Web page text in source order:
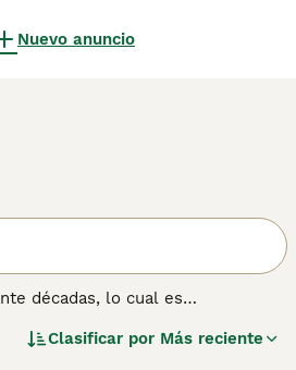
Nuevo anuncio
décadas, lo cual es
y felices en un ambiente
Clasificar por Más reciente